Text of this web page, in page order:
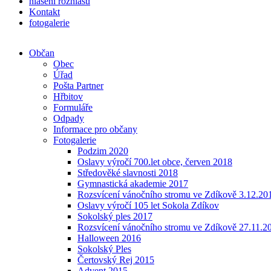
Kontakt
fotogalerie
Občan
Obec
Úřad
Pošta Partner
Hřbitov
Formuláře
Odpady
Informace pro občany
Fotogalerie
Podzim 2020
Oslavy výročí 700.let obce, červen 2018
Středověké slavnosti 2018
Gymnastická akademie 2017
Rozsvícení vánočního stromu ve Zdíkově
Oslavy výročí 105 let Sokola Zdíkov
Sokolský ples 2017
Rozsvícení vánočního stromu ve Zdíkově
Halloween 2016
Sokolský Ples
Čertovský Rej 2015